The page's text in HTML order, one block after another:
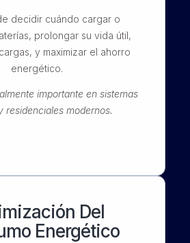
decidir cuándo cargar o
prolongar su vida útil,
y maximizar el ahorro
energético.
importante en sistemas
residenciales modernos.
Del
Energético